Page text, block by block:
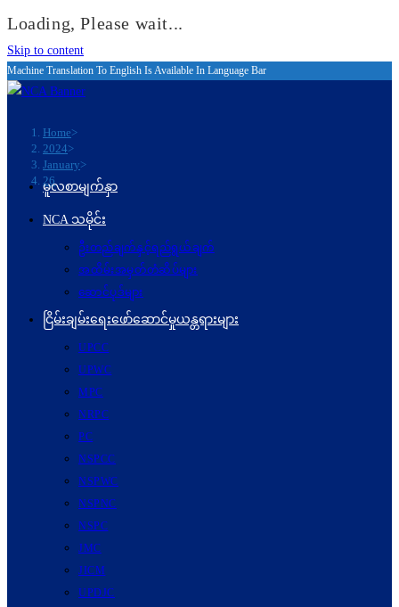
Loading, Please wait...
Skip to content
Machine Translation To English Is Available In Language Bar
Home>
2024>
January>
26
မူလစာမျက်နှာ
NCA သမိုင်း
ဦးတည်ချက်နှင့်ရည်ရွယ်ချက်
အထိမ်းအမှတ်တံဆိပ်များ
ဆောင်ပုဒ်များ
ငြိမ်းချမ်းရေးဖော်‌ဆောင်မှုယန္တရားများ
UPCC
UPWC
MPC
NRPC
PC
NSPCC
NSPWC
NSPNC
NSPC
JMC
JICM
UPDJC